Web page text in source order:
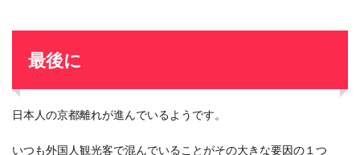
最後に
日本人の京都離れが進んでいるようです。
いつも外国人観光客で混んでいることがその大きな要因の１つ